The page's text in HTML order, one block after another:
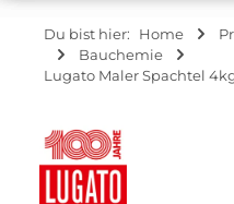
Du bist hier: Home
Bauchemie
Lugato Maler Spachtel